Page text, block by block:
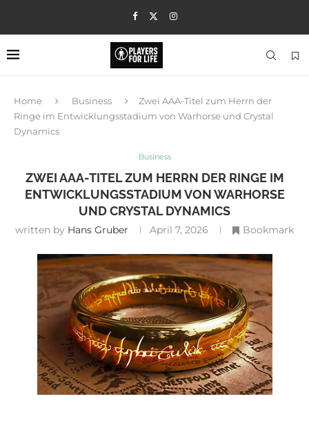
Home Business
Zwei AAA-Titel zum Herrn der
Ringe im Entwicklungsstadium von Warhorse und Crystal
Dynamics
Business
ZWEI AAA-TITEL ZUM HERRN DER RINGE IM
ENTWICKLUNGSSTADIUM VON WARHORSE
UND CRYSTAL DYNAMICS
written by Hans Gruber April 7, 2026 Bookmark